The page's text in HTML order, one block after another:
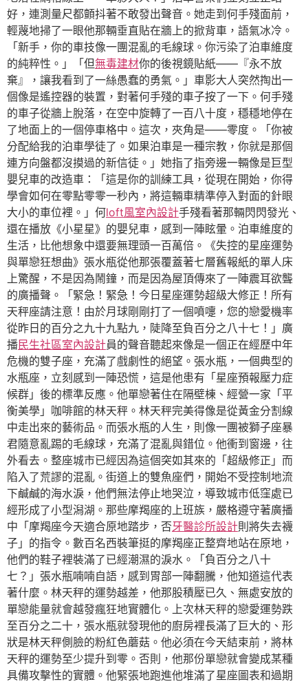
好，連測量尺都顫抖著不敢發出聲音。她走到何手殘面前，
輕蔑地掃了一眼他那輛垂直貼在牆上的掀背車，語氣冰冷。
「新手，你的車技像一團混亂的毛線球。你污染了泊車維度
的純粹性。」「但無毒建材你的後視鏡貼紙——『永不放
棄』，讓我看到了一絲愚蠢的勇氣。」車影大人突然掏出一
個像是遙控器的裝置，對著何手殘的車子按了一下。何手殘
的車子從牆上脫落，在空中旋轉了一百八十度，穩穩地停在
了地面上的一個停車格中。這次，夾角是——零度。「你被
分配給我的泊車學徒了。如果泊車是一種宗教，你就是那個
連方向盤都沒摸過的新信徒。」她指了指旁邊一輛像是巨型
嬰兒車的改造車：「這是你的訓練工具，從現在開始，你得
學會如何在零點零零一秒內，將這輛車精準停入對面的針眼
大小的車位裡。」何loft風室內設計手殘看著那輛閃閃發光、
還在播放《小星星》的嬰兒車，感到一陣眩暈。泊車維度的
生活，比他想象中還要無理頭一百萬倍。《失控的星座運勢
與單戀狂想曲》張水瓶從他那張覆蓋著七層舊報紙的單人床
上驚醒，不是因為鬧鐘，而是因為屋頂傳來了一陣震耳欲聾
的廣播聲。「緊急！緊急！今日星座運勢超級大修正！所有
天秤座請注意！由於月球剛剛打了一個噴嚏，您的戀愛機率
從昨日的百分之九十九點九，陡降至負百分之八十七！」廣
播民生社區室內設計員的聲音聽起來像是一個正在經歷中年
危機的雙子座，充滿了戲劇性的絕望。張水瓶，一個典型的
水瓶座，立刻感到一陣恐慌，這是他患有「星座預報壓力症
候群」後的標準反應。他單戀著住在隔壁棟、經營一家「平
衡美學」咖啡館的林天秤。林天秤完美得像是從黃金分割線
中走出來的藝術品。而張水瓶的人生，則像一團被獅子座暴
君隨意亂踢的毛線球，充滿了混亂與錯位。他衝到窗邊，往
外看去。整座城市已經因為這個突如其來的「超級修正」而
陷入了荒謬的混亂。街道上的雙魚座們，開始不受控制地流
下鹹鹹的海水淚，他們無法停止地哭泣，導致城市低窪處已
經形成了小型潟湖。那些摩羯座的上班族，嚴格遵守著廣播
中「摩羯座今天適合原地踏步，否牙醫診所設計則將失去襪
子」的指令。數百名西裝筆挺的摩羯座正整齊地站在原地，
他們的鞋子裡裝滿了已經潮濕的淚水。「負百分之八十
七？」張水瓶喃喃自語，感到胃部一陣翻騰，他知道這代表
著什麼。林天秤的運勢越差，他那股積壓已久、無處安放的
單戀能量就會越發瘋狂地實體化。上次林天秤的戀愛運勢跌
至百分之二十，張水瓶就發現他的廚房裡長滿了巨大的、形
狀是林天秤側臉的粉紅色蘑菇。他必須在今天結束前，將林
天秤的運勢至少提升到零。否則，他那份單戀就會變成某種
具備攻擊性的實體。他緊張地跑進他堆滿了星座圖表和過期